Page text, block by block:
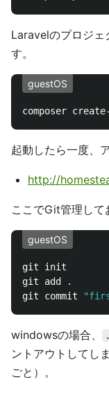
Laravelのプロジェ
す。
guestOS
起動したら一度、
http://
ここでGit管理して
guestOS
git init
git add
.
git commit
windowsの場合、
ントアウトしてし
ごと）。